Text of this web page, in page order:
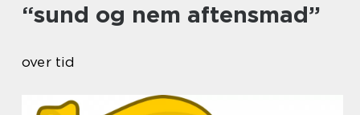
“sund og nem aftensmad”
over tid